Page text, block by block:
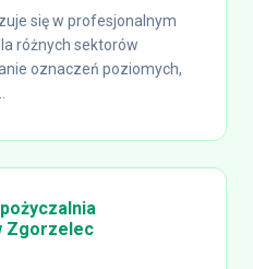
się w profesjonalnym
różnych sektorów
oznaczeń poziomych,
Zgorzelec